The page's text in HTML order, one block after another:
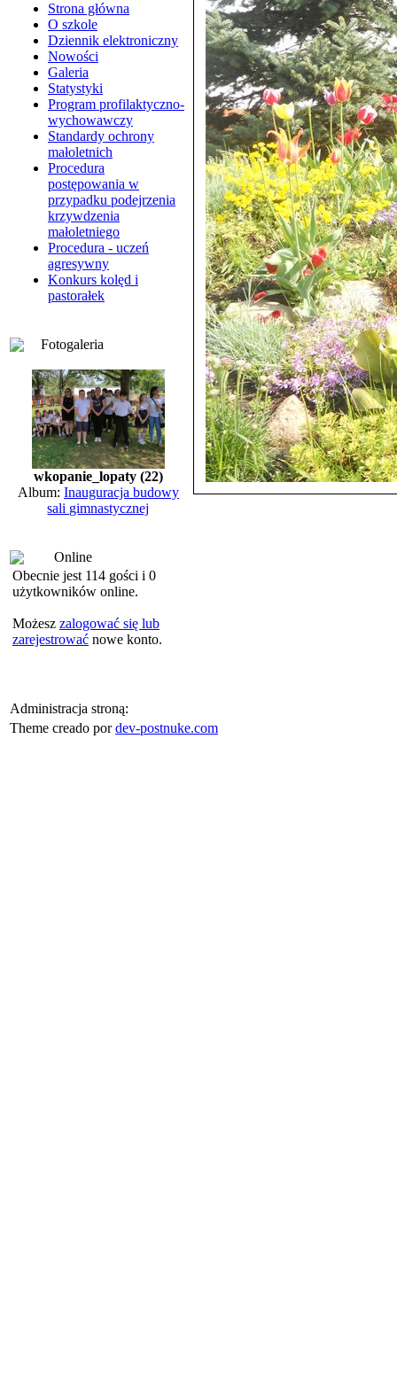
Strona główna
O szkole
Dziennik elektroniczny
Nowości
Galeria
Statystyki
Program profilaktyczno-
wychowawczy
Standardy ochrony
małoletnich
Procedura
postępowania w
przypadku podejrzenia
krzywdzenia
małoletniego
Procedura - uczeń
agresywny
Konkurs kolęd i
pastorałek
Fotogaleria
wkopanie_lopaty (22)
Album: Inauguracja budowy
sali gimnastycznej
Online
Obecnie jest 114 gości i 0
użytkowników online.
Możesz zalogować się lub
zarejestrować nowe konto.
Administracja stroną:
Theme creado pordev-postnuke.com